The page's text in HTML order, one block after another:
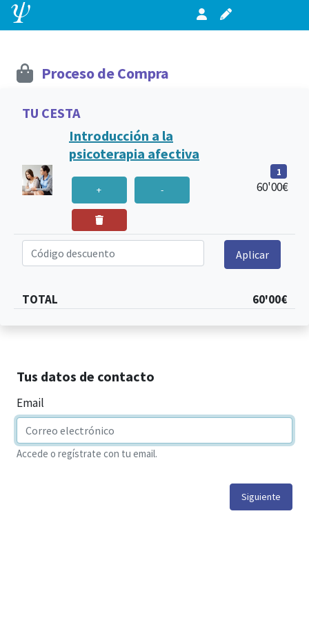
Proceso de Compra
TU CESTA
Introducción a la
psicoterapia afectiva
+ -
1
60'00€
Código descuento Aplicar
TOTAL 60'00€
Tus datos de contacto
Email
Accede o regístrate con tu email.